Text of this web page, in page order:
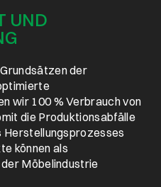
UND
der
wir 100 % Verbrauch von
die Produktionsabfälle
Herstellungsprozesses
können als
Möbelindustrie